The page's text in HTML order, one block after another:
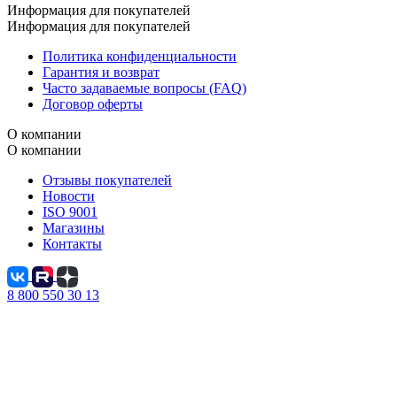
Информация для покупателей
Информация для покупателей
Политика конфиденциальности
Гарантия и возврат
Часто задаваемые вопросы (FAQ)
Договор оферты
О компании
О компании
Отзывы покупателей
Новости
ISO 9001
Магазины
Контакты
8 800 550 30 13